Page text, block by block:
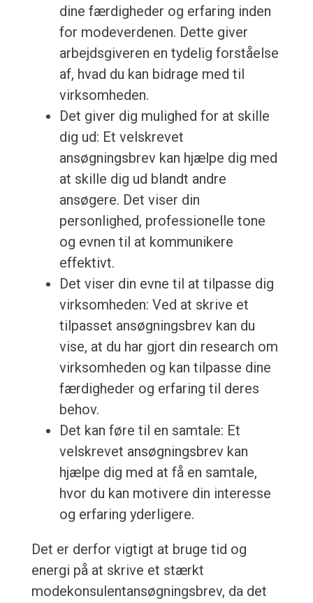
dine færdigheder og erfaring inden
for modeverdenen. Dette giver
arbejdsgiveren en tydelig forståelse
af, hvad du kan bidrage med til
virksomheden.
Det giver dig mulighed for at skille
dig ud: Et velskrevet
ansøgningsbrev kan hjælpe dig med
at skille dig ud blandt andre
ansøgere. Det viser din
personlighed, professionelle tone
og evnen til at kommunikere
effektivt.
Det viser din evne til at tilpasse dig
virksomheden: Ved at skrive et
tilpasset ansøgningsbrev kan du
vise, at du har gjort din research om
virksomheden og kan tilpasse dine
færdigheder og erfaring til deres
behov.
Det kan føre til en samtale: Et
velskrevet ansøgningsbrev kan
hjælpe dig med at få en samtale,
hvor du kan motivere din interesse
og erfaring yderligere.
Det er derfor vigtigt at bruge tid og
energi på at skrive et stærkt
modekonsulentansøgningsbrev, da det